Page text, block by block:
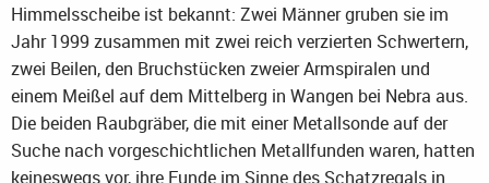
Himmelsscheibe ist bekannt: Zwei Männer gruben sie im
Jahr 1999 zusammen mit zwei reich verzierten Schwertern,
zwei Beilen, den Bruchstücken zweier Armspiralen und
einem Meißel auf dem Mittelberg in Wangen bei Nebra aus.
Die beiden Raubgräber, die mit einer Metallsonde auf der
Suche nach vorgeschichtlichen Metallfunden waren, hatten
keineswegs vor, ihre Funde im Sinne des Schatzregals in